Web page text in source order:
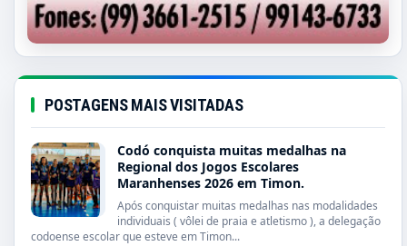
POSTAGENS MAIS VISITADAS
Codó conquista muitas medalhas na
Regional dos Jogos Escolares
Maranhenses 2026 em Timon.
Após conquistar muitas medalhas nas modalidades
individuais ( vôlei de praia e atletismo ), a delegação
codoense escolar que esteve em Timon...